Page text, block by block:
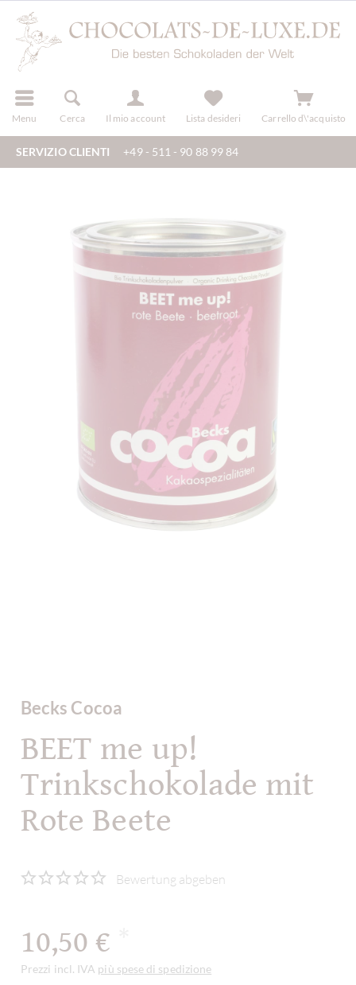
Menu Cerca Il mio account
registra Lista desideri Carrello d\'acquisto
SERVIZIO CLIENTI +49 - 511 - 90 88 99 84
Becks Cocoa
BEET me up!
Trinkschokolade mit
Rote Beete
Bewertung abgeben
10,50 €
Prezzi incl. IVA più spese di spedizione